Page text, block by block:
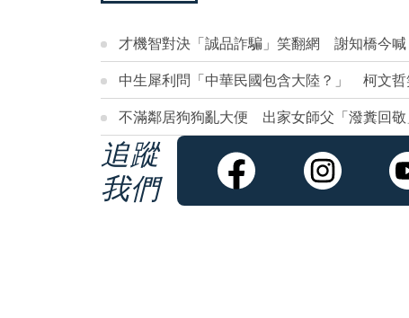
才機智對決「誠品詐騙」笑翻網 謝知橋今喊
中生犀利問「中華民國包含大陸？」 柯文
不滿鄰居狗狗亂大便 出家女師父「潑糞回
追蹤
我們